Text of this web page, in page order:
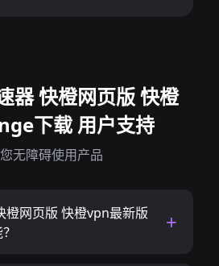
器 快橙网页版 快橙
下载 用户支持
无障碍使用产品
橙网页版 快橙vpn最新版